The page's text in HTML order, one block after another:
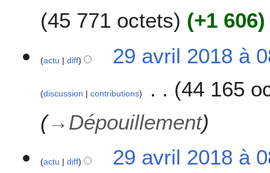
45 771 octets
+1 606
u
n
é
s
m
actu diff 29 avril 2018 à
discussion contributions
44 165
→ Dépouillement
actu diff 29 avril 2018 à